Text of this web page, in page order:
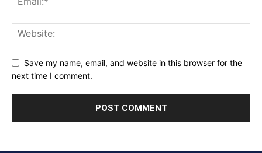
Save my name, email, and website in this browser for the
next time I comment.